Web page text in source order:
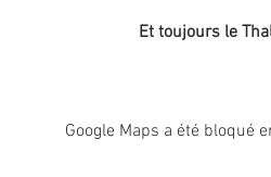
Et toujours le
Google Maps a été bloqué